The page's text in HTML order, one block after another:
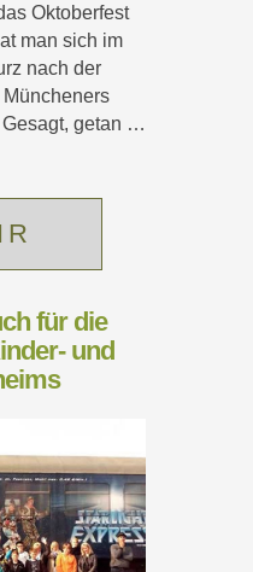
Oktoberfest
man sich im
nach der
getan …
für die
und